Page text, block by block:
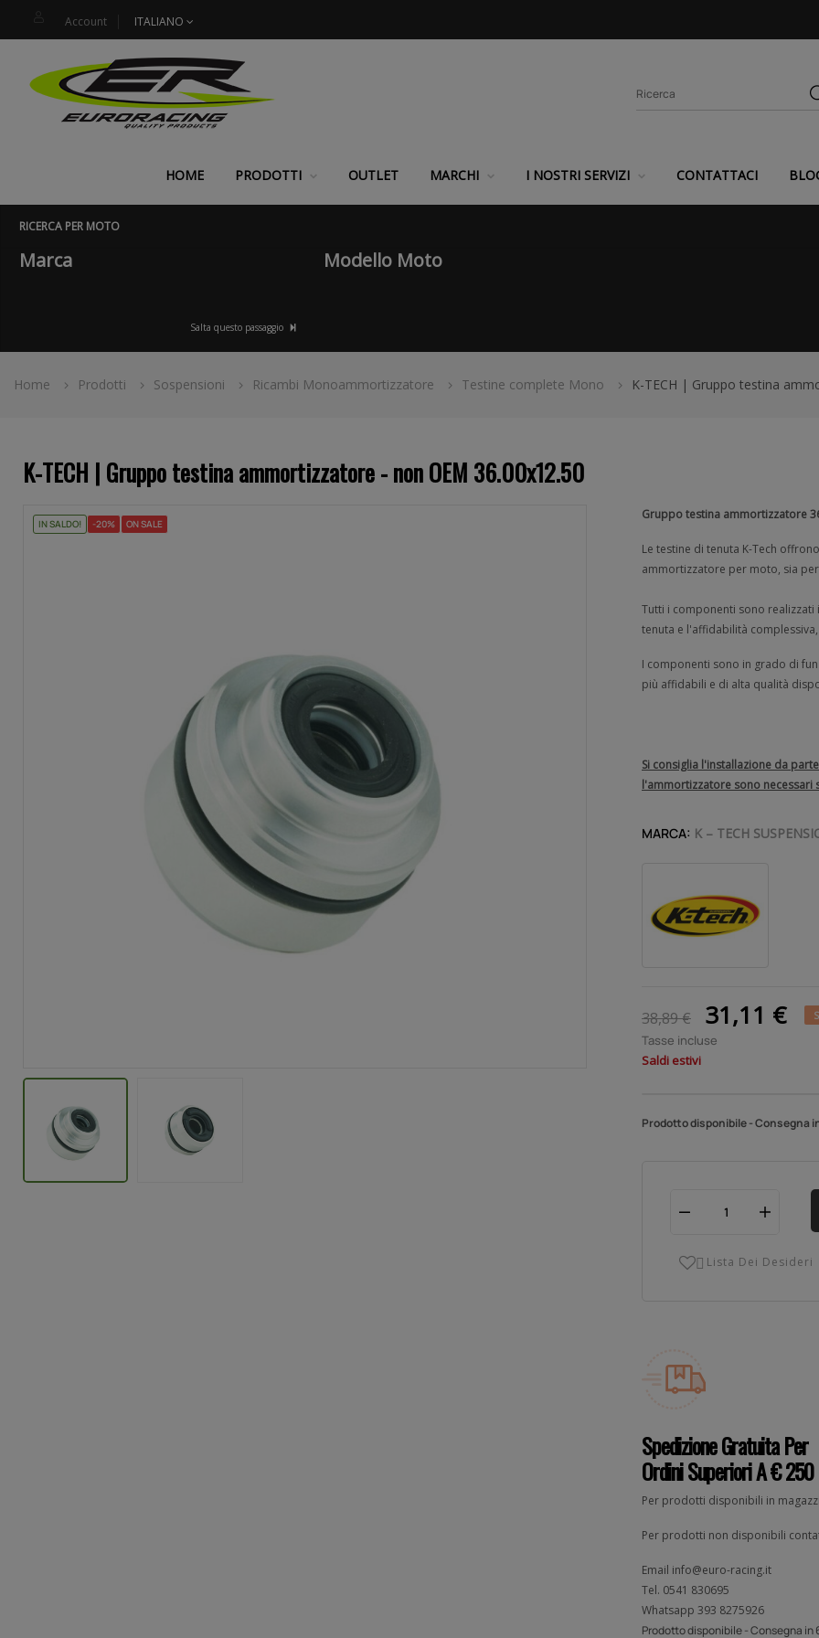
Account ITALIANO
HOME PRODOTTI OUTLET MARCHI I NOSTRI SERVIZI CONTATTACI
RICERCA PER MOTO
Marca
Salta questo passaggio
Modello Moto
Home Prodotti Sospensioni Ricambi Monoammortizzatore Testine complete Mono K-TECH | Gruppo testina
K-TECH | Gruppo testina ammortizzatore - non OEM 36.00x12.50
IN SALDO! -20% ON SALE
Gruppo testina ammortizzatore
Le testine di tenuta K-Tech
ammortizzatore per moto, sia
Tutti i componenti sono
tenuta e l'affidabilità
I componenti sono in grado di
più affidabili e di alta qualità
Si consiglia l'installazione da
l'ammortizzatore sono necessari
MARCA: K – TECH
38,89 € 31,11 €
Tasse incluse
Saldi estivi
Prodotto disponibile - Consegna
 Lista Dei Desideri
Spedizione Gratuita Per
Ordini Superiori A € 250
Per prodotti disponibili in
Per prodotti non disponibili
Email info@euro-racing.it
Tel. 0541 830695
Whatsapp 393 8275926
Prodotto disponibile - Consegna in